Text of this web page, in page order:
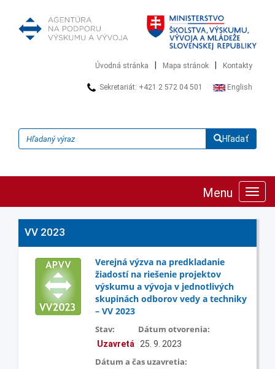
Úvodná stránka Mapa stránok Kontakty
Sekretariát: +421 2 572 04 501 English
Hľadať
Menu
VV 2023
Verejná výzva na predkladanie
žiadostí na riešenie projektov
výskumu a vývoja v jednotlivých
skupinách odborov vedy a techniky
– VV 2023
Stav:
Uzavretá
Dátum otvorenia:
25. 9. 2023
Dátum a čas uzavretia: